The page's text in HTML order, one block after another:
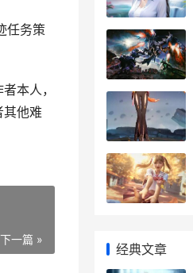
任务策
本人，
其他难
下一篇 »
经典文章